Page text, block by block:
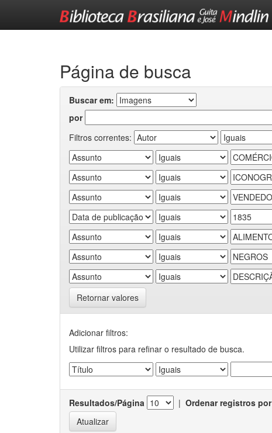
Página de busca
Buscar em:
por
Filtros correntes:
Retornar valores
Adicionar filtros:
Utilizar filtros para refinar o resultado de busca.
Resultados/Página | Ordenar registros por